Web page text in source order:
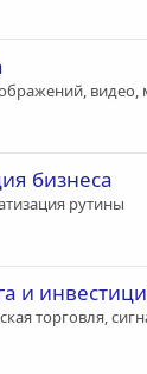
видео,
бизнеса
рутины
и
торговля,